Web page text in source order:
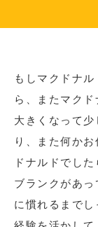
もしマクドナ
ら、またマク
大きくなって
り、また何か
ドナルドでし
ブランクがあ
に慣れるまで